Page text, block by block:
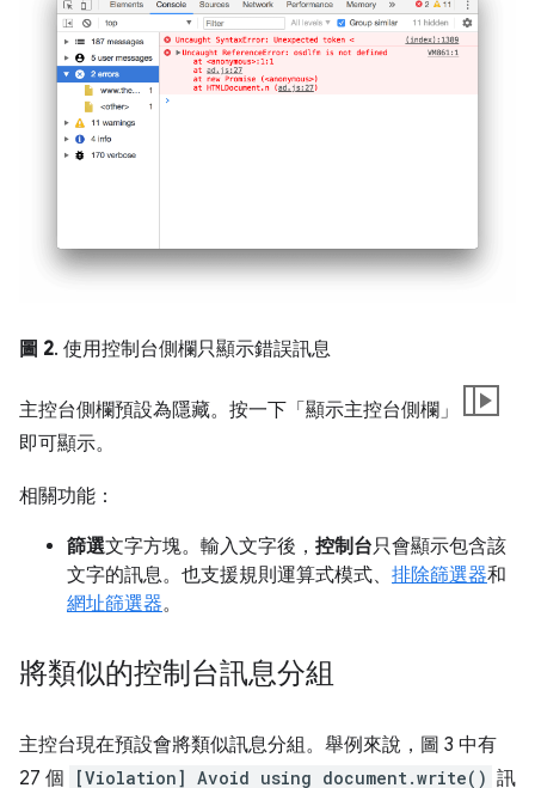
圖 2. 使用控制台側欄只顯示錯誤訊息
主控台側欄預設為隱藏。按一下「顯示主控台側欄」
即可顯示。
相關功能：
篩選文字方塊。輸入文字後， 控制台只會顯示包含該
文字的訊息。也支援規則運算式模式、 排除篩選器和
網址篩選器。
將類似的控制台訊息分組
主控台現在預設會將類似訊息分組。舉例來說，圖 3 中有
27 個
[Violation] Avoid using document.write() 訊